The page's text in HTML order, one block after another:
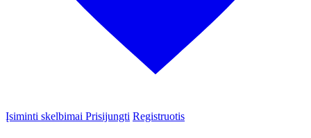
Įsiminti skelbimai Prisijungti Registruotis